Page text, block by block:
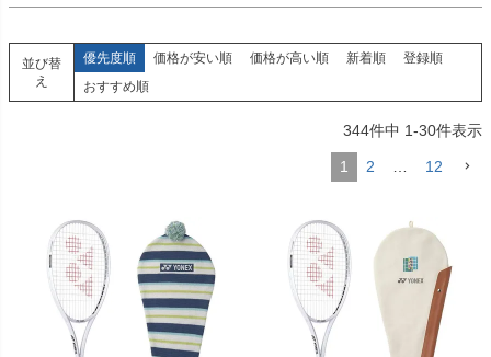
並び替
え
優先度順 価格が安い順 価格が高い順 新着順
登録順
おすすめ順
344件中 1-30件表示
1 2 12